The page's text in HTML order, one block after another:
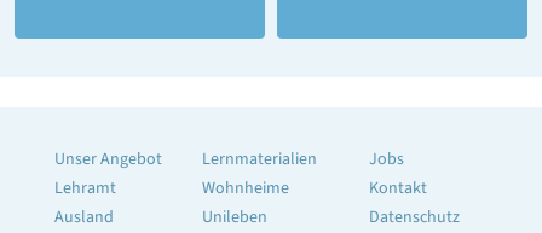
Unser Angebot
Lehramt
Ausland
Lernmaterialien
Wohnheime
Unileben
Jobs
Kontakt
Datenschutz